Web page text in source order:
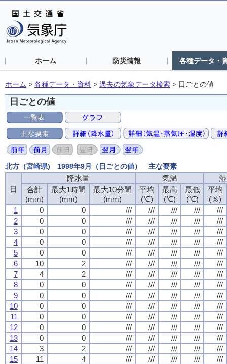
ホーム 防災情報 各種データ・
ホーム > 各種データ・資料 > 過去の気象データ検索 > 日ごとの値
日ごとの値
北方（宮崎県) 1998年9月（日ごとの値） 主な要素
日
降水量 気温
合計
(mm)
最大1時間
(mm)
最大10分間
(mm)
平均
(℃)
最高
(℃)
最低
(℃)
平均
(％)
1
0 0 /// /// /// ///
///
2
0 0 /// /// /// ///
///
3
0 0 /// /// /// ///
///
4
0 0 /// /// /// ///
///
5
0 0 /// /// /// ///
///
6
10 2 /// /// /// ///
///
7
4 2 /// /// /// ///
///
8
0 0 /// /// /// ///
///
9
0 0 /// /// /// ///
///
10
0 0 /// /// /// ///
///
11
0 0 /// /// /// ///
///
12
0 0 /// /// /// ///
///
13
0 0 /// /// /// ///
///
14
3 2 /// /// /// ///
///
15
11 4 /// /// /// ///
///